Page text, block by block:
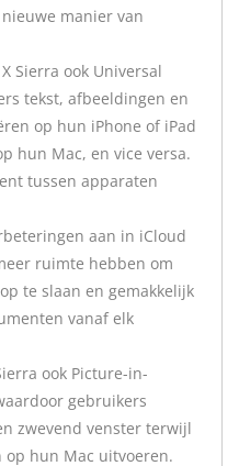
manier van
Sierra ook Universal
tekst, afbeeldingen en
op hun iPhone of iPad
hun Mac, en vice versa.
tussen apparaten
aan in iCloud
ruimte hebben om
te slaan en gemakkelijk
vanaf elk
ook Picture-in-
gebruikers
zwevend venster terwijl
hun Mac uitvoeren.